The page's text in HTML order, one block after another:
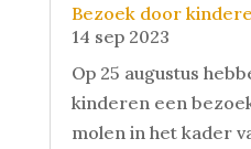
Bezoek door
14 sep 2023
Op 25 augustus
kinderen een
molen in het kader